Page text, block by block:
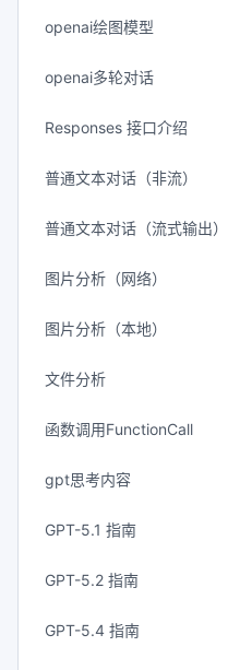
openai绘图模型
openai多轮对话
Responses 接口介绍
普通文本对话（非流）
普通文本对话（流式输出）
图片分析（网络）
图片分析（本地）
文件分析
函数调用FunctionCall
gpt思考内容
GPT-5.1 指南
GPT-5.2 指南
GPT-5.4 指南